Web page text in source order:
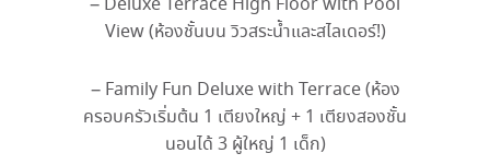
– Deluxe Terrace High Floor with Pool
View (ห้องชั้นบน วิวสระน้ำและสไลเดอร์!)
– Family Fun Deluxe with Terrace (ห้อง
ครอบครัวเริ่มต้น 1 เตียงใหญ่ + 1 เตียงสองชั้น
นอนได้ 3 ผู้ใหญ่ 1 เด็ก)